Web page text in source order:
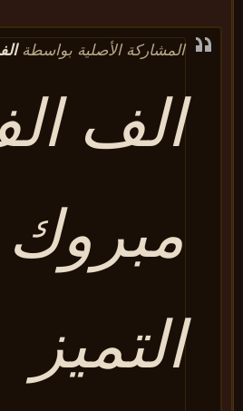
المشاركة الأصلية بواسطة
الف
مبروك
التميز